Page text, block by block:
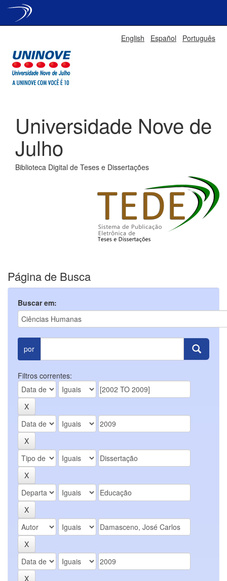
English Español Português
Universidade Nove de
Julho
Biblioteca Digital de Teses e Dissertações
Página de Busca
Buscar em:
por
Filtros correntes: